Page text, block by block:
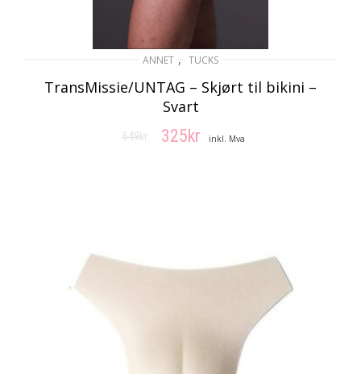
ANNET , TUCKS
TransMissie/UNTAG – Skjørt til bikini –
Svart
649kr
Opprinnelig
325kr
Nåværende
inkl. Mva